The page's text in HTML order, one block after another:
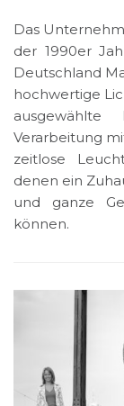
Das
der 1990er
Deutschland
hochwertige
Verarbeitung
zeitlose
denen ein
und ganze
können.